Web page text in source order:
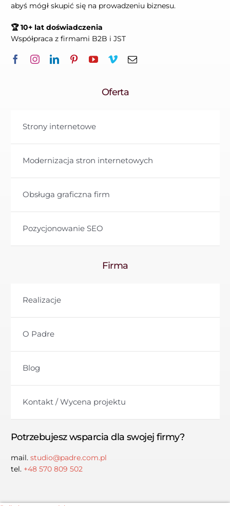
abyś mógł skupić się na prowadzeniu biznesu.
🏆 10+ lat doświadczenia
Współpraca z firmami B2B i JST
Oferta
Strony internetowe
Modernizacja stron internetowych
Obsługa graficzna firm
Pozycjonowanie SEO
Firma
Realizacje
O Padre
Blog
Kontakt / Wycena projektu
Potrzebujesz wsparcia dla swojej firmy?
mail. studio@padre.com.pl
tel. +48 570 809 502